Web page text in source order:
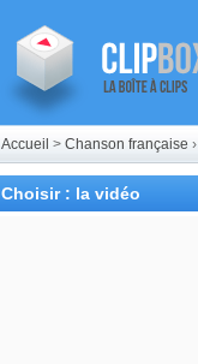
Accueil > Chanson française ›
Choisir : la vidéo